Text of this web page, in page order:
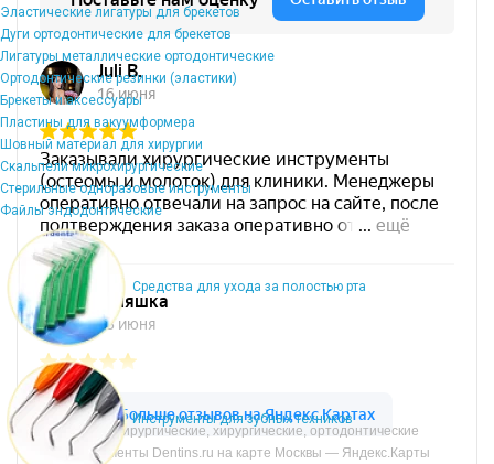
Эластические лигатуры для брекетов
Дуги ортодонтические для брекетов
Лигатуры металлические ортодонтические
Ортодонтические резинки (эластики)
Брекеты и аксессуары
Пластины для вакуумформера
Шовный материал для хирургии
Скальпели микрохирургические
Стерильные одноразовые инструменты
Файлы эндодонтические
Средства для ухода за полостью рта
Инструменты для зубных техников
Микрохирургические, хирургические, ортодонтические
инструменты Dentins.ru на карте Москвы — Яндекс.Карты